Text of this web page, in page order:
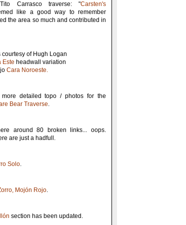
Carrasco traverse: "Carsten's
like a good way to remember
the area so much and contributed in
of Hugh Logan
Este headwall variation
Cara Noroeste.
detailed topo / photos for the
Bear Traverse.
around 80 broken links... oops.
are just a hadfull.
Solo.
Mojón Rojo.
section has been updated.